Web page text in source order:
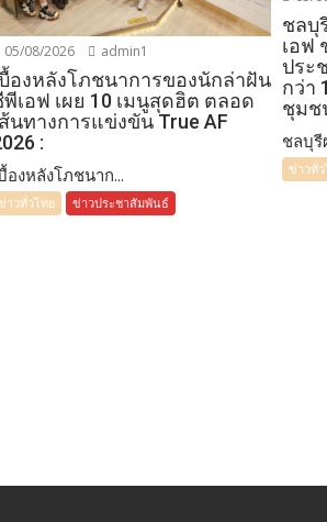
05/08/2026 admin1
บื้องหลังโภชนาการของนักล่าฝัน
เอฟ เผย 10 เมนูสุดฮิต ตลอด
นทางการแข่งขัน True AF
:
องหลังโภชนาก...
าวทั่วไทย ข่าวประชาสัมพันธ์
ชลบุ
เอฟ
ประ
กว่า
ชุมช
ชลบุรี
ข่าวทั่